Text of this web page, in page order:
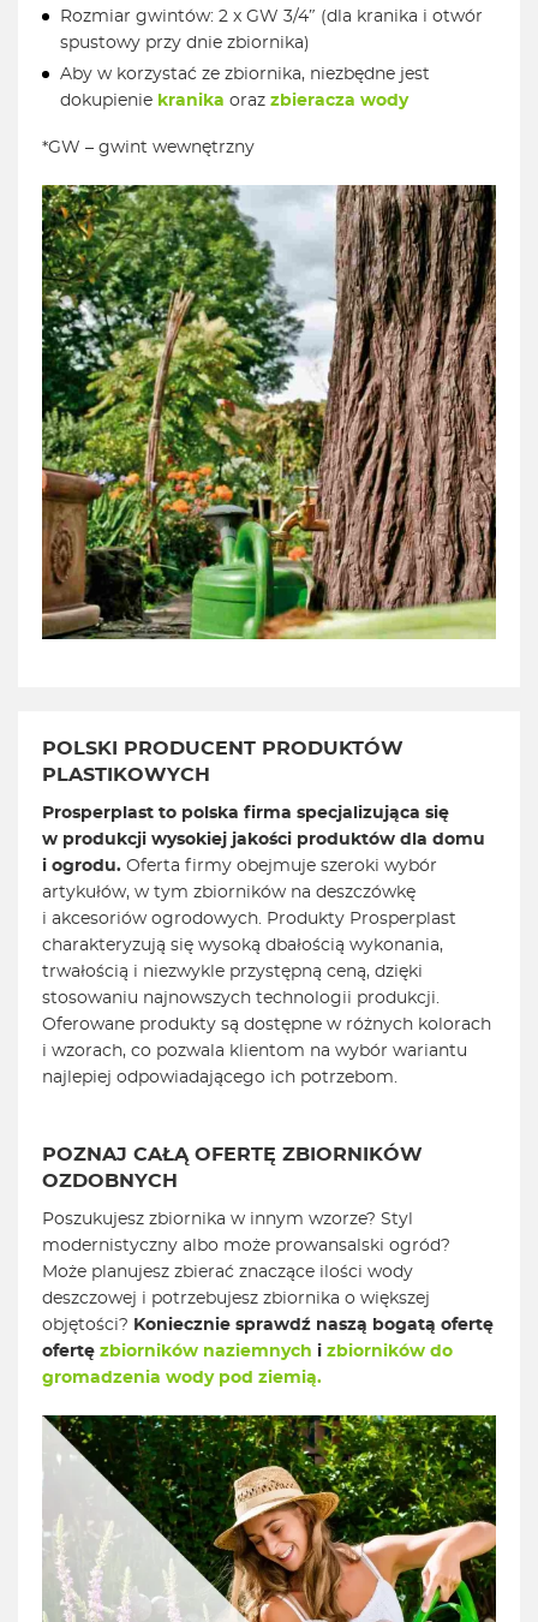
Rozmiar gwintów: 2 x GW 3/4″ (dla kranika i otwór
spustowy przy dnie zbiornika)
Aby w korzystać ze zbiornika, niezbędne jest
dokupienie kranika oraz zbieracza wody
*GW – gwint wewnętrzny
POLSKI PRODUCENT PRODUKTÓW
PLASTIKOWYCH
Prosperplast to polska firma specjalizująca się
w produkcji wysokiej jakości produktów dla domu
i ogrodu. Oferta firmy obejmuje szeroki wybór
artykułów, w tym zbiorników na deszczówkę
i akcesoriów ogrodowych. Produkty Prosperplast
charakteryzują się wysoką dbałością wykonania,
trwałością i niezwykle przystępną ceną, dzięki
stosowaniu najnowszych technologii produkcji.
Oferowane produkty są dostępne w różnych kolorach
i wzorach, co pozwala klientom na wybór wariantu
najlepiej odpowiadającego ich potrzebom.
POZNAJ CAŁĄ OFERTĘ ZBIORNIKÓW
OZDOBNYCH
Poszukujesz zbiornika w innym wzorze? Styl
modernistyczny albo może prowansalski ogród?
Może planujesz zbierać znaczące ilości wody
deszczowej i potrzebujesz zbiornika o większej
objętości? Koniecznie sprawdź naszą bogatą ofertę
ofertę zbiorników naziemnych i zbiorników do
gromadzenia wody pod ziemią.